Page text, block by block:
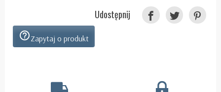
Udostępnij
help_outlineZapytaj o produkt